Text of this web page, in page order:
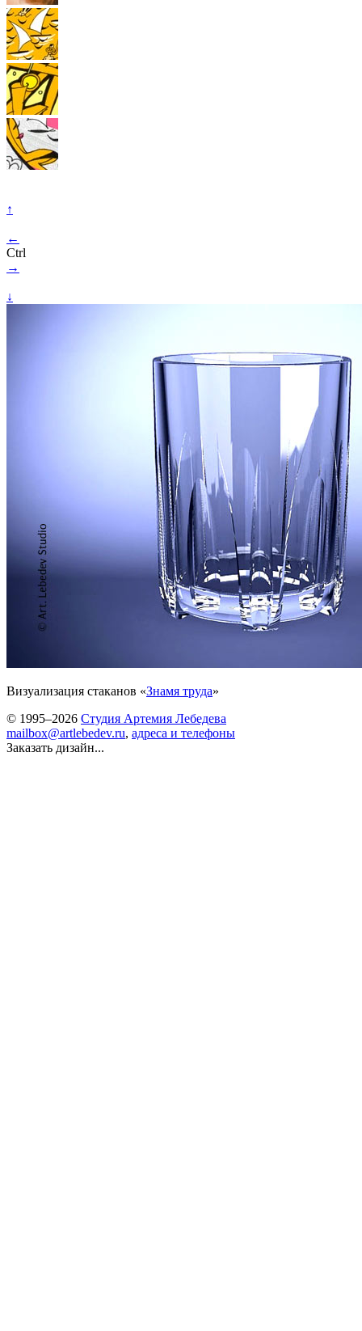
↑
←
Ctrl
→
↓
Визуализация стаканов «Знамя труда»
© 1995–2026 Студия Артемия Лебедева
mailbox@artlebedev.ru, адреса и телефоны
Заказать дизайн...